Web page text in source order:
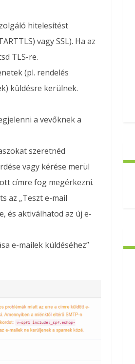
hitelesítést
vagySSL). Ha az
TLS-re.
(pl. rendelés
küldésre kerülnek.
a vevőknek a
szeretnéd
vagy kérése merül
címre fog megérkezni.
az „Teszt e-mail
és aktiválhatod az új e-
e-mailek küldéséhez”